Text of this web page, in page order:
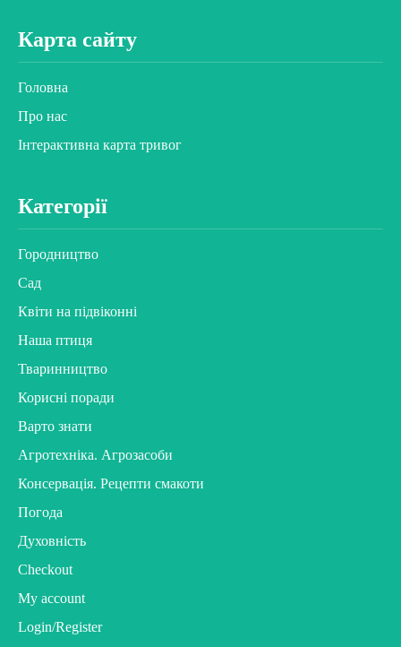
Карта сайту
Головна
Про нас
Інтерактивна карта тривог
Категорії
Городництво
Сад
Квіти на підвіконні
Наша птиця
Тваринництво
Корисні поради
Варто знати
Агротехніка. Агрозасоби
Консервація. Рецепти смакоти
Погода
Духовність
Checkout
My account
Login/Register